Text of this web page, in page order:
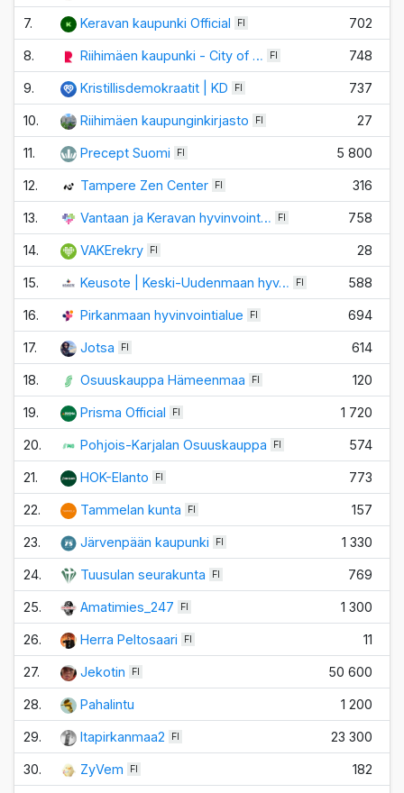
7. Keravan kaupunki Official FI 702
8. Riihimäen kaupunki - City of … FI 748
9. Kristillisdemokraatit | KD FI 737
10. Riihimäen kaupunginkirjasto FI 27
11. Precept Suomi FI 5 800
12. Tampere Zen Center FI 316
13. Vantaan ja Keravan hyvinvoint… FI 758
14. VAKErekry FI 28
15. Keusote | Keski-Uudenmaan hyv… FI 588
16. Pirkanmaan hyvinvointialue FI 694
17. Jotsa FI 614
18. Osuuskauppa Hämeenmaa FI 120
19. Prisma Official FI 1 720
20. Pohjois-Karjalan Osuuskauppa FI 574
21. HOK-Elanto FI 773
22. Tammelan kunta FI 157
23. Järvenpään kaupunki FI 1 330
24. Tuusulan seurakunta FI 769
25. Amatimies_247 FI 1 300
26. Herra Peltosaari FI 11
27. Jekotin FI 50 600
28. Pahalintu 1 200
29. Itapirkanmaa2 FI 23 300
30. ZyVem FI 182